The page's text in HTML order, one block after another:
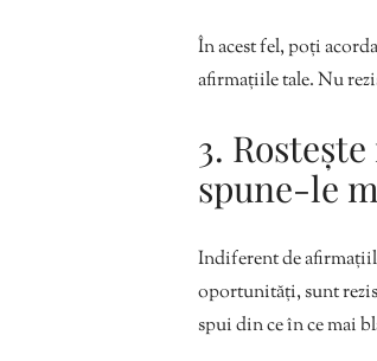
În acest fel, poți
afirmațiile tale. Nu
3.
spune-le
Indiferent de
oportunități, sunt
spui din ce în ce mai